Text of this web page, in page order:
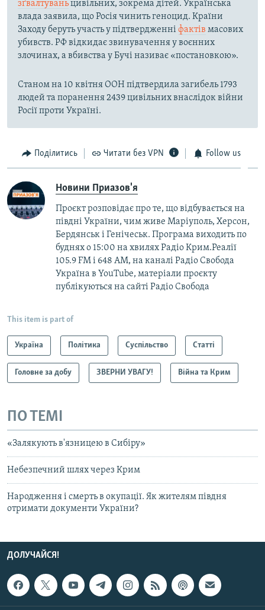
зґвалтуваньцивільних, зокрема дітей. Українська
влада заявила, що Росія чинить геноцид. Країни
Заходу беруть участь у підтвердженні фактів масових
убивств. РФ відкидає звинувачення у воєнних
злочинах, а вбивства у Бучі називає «постановкою».
Станом на 10 квітня ООН підтвердила загибель 1793
людей та поранення 2439 цивільних внаслідок війни
Росії проти Україні.
Поділитись Читати без VPN Follow us
Новини Приазов'я
Проєкт розповідає про те, що відбувається на
півдні України, чим живе Маріуполь, Херсон,
Бердянськ і Генічеськ. Програма виходить по
буднях о 15:00 на хвилях Радіо Крим.Реалії
105.9 FM і 648 АМ, на каналі Радіо Свобода
Україна в YouTube, матеріали проєкту
публікуються на сайті Радіо Свобода
This item is part of
Україна Політика Суспільство Статті
Головне за добу ЗВЕРНИ УВАГУ! Війна та Крим
ПО ТЕМІ
«Залякують в'язницею в Сибіру»
Небезпечний шлях через Крим
Народження і смерть в окупації. Як жителям півдня
отримати документи України?
ДОЛУЧАЙСЯ!